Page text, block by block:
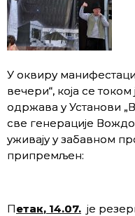
У оквиру
вечери“, која се
одржава у Установи
све генерације
уживају у забавном
припремљен:
Петак, 14.07. је